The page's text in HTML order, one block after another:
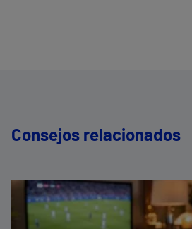
Consejos relacionados